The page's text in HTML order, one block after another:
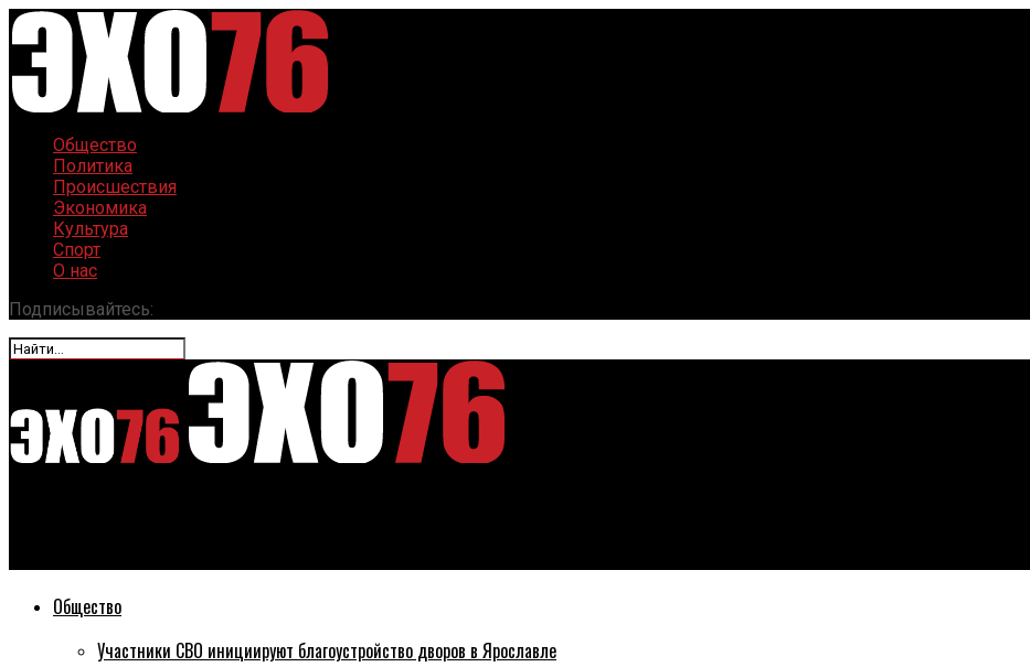
Общество
Политика
Происшествия
Экономика
Культура
Спорт
О нас
Подписывайтесь:
Общество
Участники СВО инициируют благоустройство дворов в Ярославле